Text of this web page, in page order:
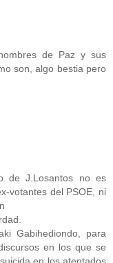
de Paz y sus
son, algo bestia pero
de J.Losantos no es
votantes del PSOE, ni
Gabihediondo, para
en los que se
en los atentados